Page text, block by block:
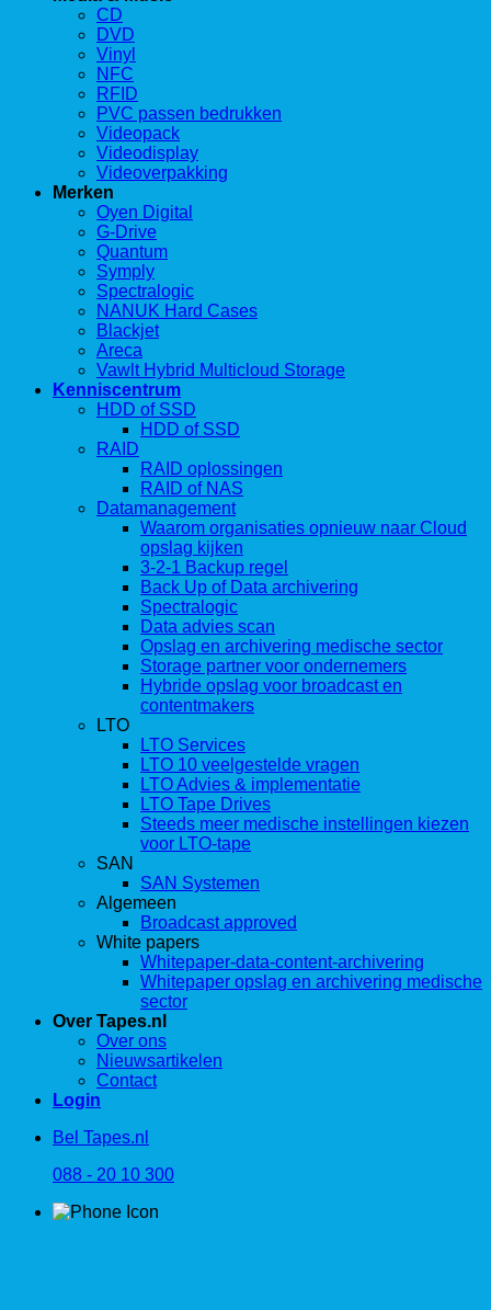
CD
DVD
Vinyl
NFC
RFID
PVC passen bedrukken
Videopack
Videodisplay
Videoverpakking
Merken
Oyen Digital
G-Drive
Quantum
Symply
Spectralogic
NANUK Hard Cases
Blackjet
Areca
Vawlt Hybrid Multicloud Storage
Kenniscentrum
HDD of SSD
HDD of SSD
RAID
RAID oplossingen
RAID of NAS
Datamanagement
Waarom organisaties opnieuw naar Cloud
opslag kijken
3-2-1 Backup regel
Back Up of Data archivering
Spectralogic
Data advies scan
Opslag en archivering medische sector
Storage partner voor ondernemers
Hybride opslag voor broadcast en
contentmakers
LTO
LTO Services
LTO 10 veelgestelde vragen
LTO Advies & implementatie
LTO Tape Drives
Steeds meer medische instellingen kiezen
voor LTO-tape
SAN
SAN Systemen
Algemeen
Broadcast approved
White papers
Whitepaper-data-content-archivering
Whitepaper opslag en archivering medische
sector
Over Tapes.nl
Over ons
Nieuwsartikelen
Contact
Login
Bel Tapes.nl
088 - 20 10 300